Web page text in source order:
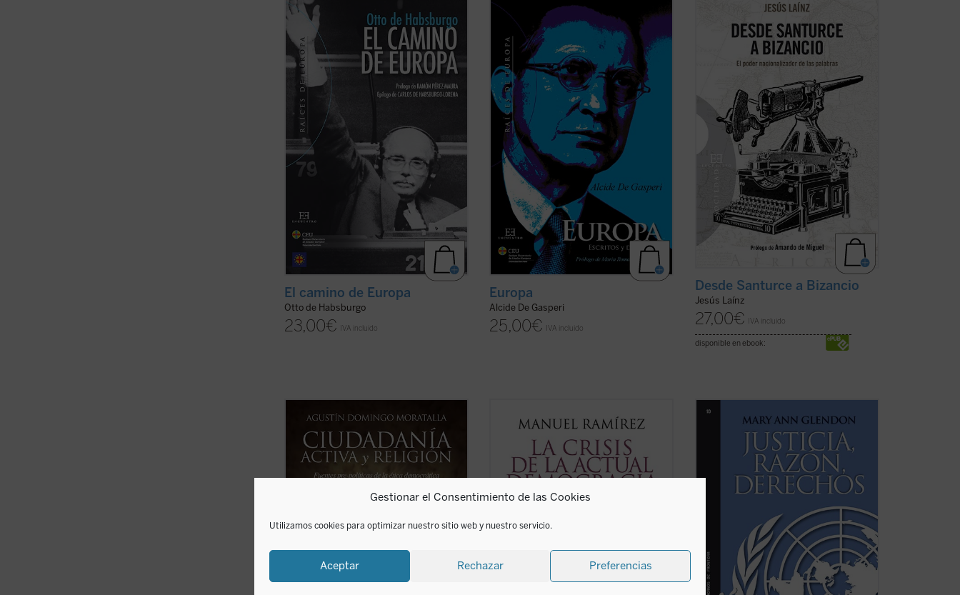
Gestionar el Consentimiento de las Cookies
Utilizamos cookies para optimizar nuestro sitio web y nuestro servicio.
Aceptar Rechazar Preferencias
El Camino de Europa
selección de artículos publicados por
Otto de Habsburgo (1912-2011). A través
de sus textos el autor nos presenta su
idea de Europa, planteando muchos de
los grandes temas que afectan a la
Unión Europea hoy. ...
(ver ficha)
El camino de Europa
Otto de Habsburgo
23,00€ IVA incluido
«Esta edición de los discursos
europeístas de Alcide De Gasperi nos
invita a reflexionar sobre su herencia
política, en tantas ocasiones olvidada. Él
inició y recorrió en parte, junto con
Schuman y Adenauer, un camino hacia la
unidad que aún ...(ver ficha)
Europa
Alcide De Gasperi
25,00€ IVA incluido
Un siglo después de que Sabino Arana
inventase los términos Bizkaia, Gipuzkoa
y Araba, ya han alcanzado la oficialidad.
Pero la ingeniería palabrera sólo es una
parte de la más amplia utilización de las
(ver
Desde Santurce a Bizancio
Jesús Laínz
27,00€ IVA incluido
disponible en ebook:
Uno de los problemas más importantes
de la ética democrática es la clarificación
del papel que desempeñan las religiones
en la esfera pública. Con la pretensión de
superar posiciones confesionalistas o
«¿Qué va a pasar? ¿Puede una
democracia como la nuestra vivir con
cierta fortaleza durante mucho tiempo?
Vistas las cosas desde hoy, ¿de verdad
seremos tan fuertes y sagaces como
paulatinamente perdido? ...
Este libro reúne dos conferencias
inéditas pronunciadas por la prestigiosa
jurista norteamericana Mary Ann
Glendon. Dos inteligentes perspectivas
sobre asuntos de plena actualidad en
nuestro tiempo, a la vez que de
permanente vigencia, como son la ...
(ver